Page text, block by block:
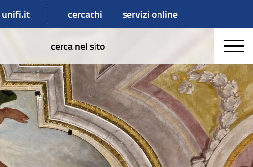
unifi.it cercachi servizi online
cerca nel sito